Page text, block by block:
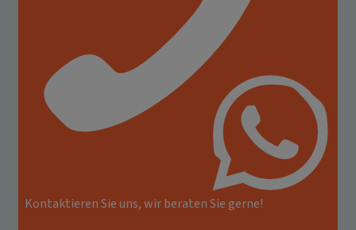
Kontaktieren Sie uns, wir beraten Sie gerne!